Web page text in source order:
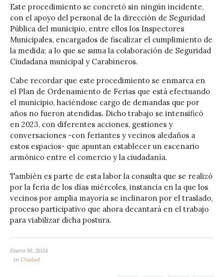
Este procedimiento se concretó sin ningún incidente,
con el apoyo del personal de la dirección de Seguridad
Pública del municipio, entre ellos los Inspectores
Municipales, encargados de fiscalizar el cumplimiento de
la medida; a lo que se suma la colaboración de Seguridad
Ciudadana municipal y Carabineros.
Cabe recordar que este procedimiento se enmarca en
el Plan de Ordenamiento de Ferias que está efectuando
el municipio, haciéndose cargo de demandas que por
años no fueron atendidas. Dicho trabajo se intensificó
en 2023, con diferentes acciones, gestiones y
conversaciones -con feriantes y vecinos aledaños a
estos espacios- que apuntan establecer un escenario
armónico entre el comercio y la ciudadanía.
También es parte de esta labor la consulta que se realizó
por la feria de los días miércoles, instancia en la que los
vecinos por amplia mayoría se inclinaron por el traslado,
proceso participativo que ahora decantará en el trabajo
para viabilizar dicha postura.
Enero 16, 2024
in Ciudad